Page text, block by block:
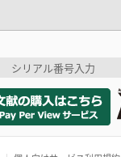
シリアル番号入力